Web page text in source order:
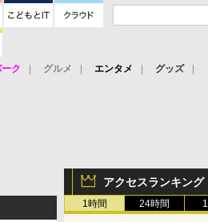
ク グルメ エンタメ
グッズ
アクセスランキング
1時間 24時間